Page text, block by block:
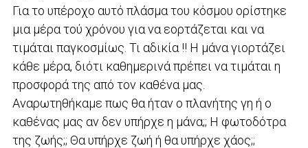
Για το υπέροχο αυτό πλάσμα του κόσμου ορίστηκε
μια μέρα τού χρόνου για να εορτάζεται και να
τιμάται παγκοσμίως. Τι αδικία !! Η μάνα γιορτάζει
κάθε μέρα, διότι καθημερινά πρέπει να τιμάται η
προσφορά της από τον καθένα μας.
Αναρωτηθήκαμε πως θα ήταν ο πλανήτης γη ή ο
καθένας μας αν δεν υπήρχε η μάνα;; Η φωτοδότρα
της ζωής;; Θα υπήρχε ζωή ή θα υπήρχε χάος;;